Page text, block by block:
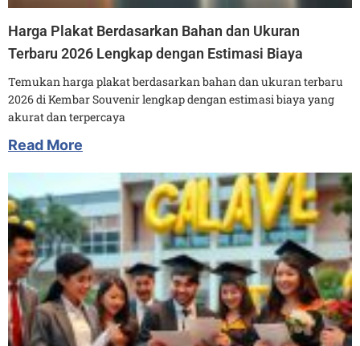
Harga Plakat Berdasarkan Bahan dan Ukuran
Terbaru 2026 Lengkap dengan Estimasi Biaya
Temukan harga plakat berdasarkan bahan dan ukuran terbaru
2026 di Kembar Souvenir lengkap dengan estimasi biaya yang
akurat dan terpercaya
Read More